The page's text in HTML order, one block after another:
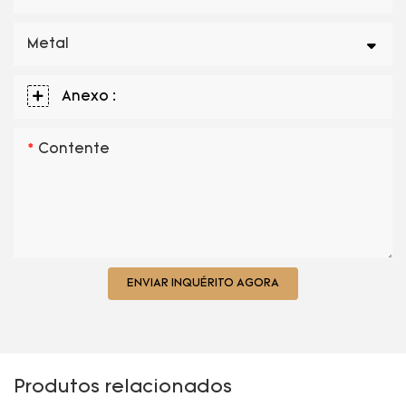
Metal
Anexo :
Contente
ENVIAR INQUÉRITO AGORA
Produtos relacionados